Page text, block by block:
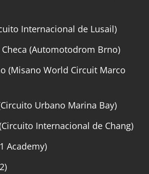
Internacional de Lusail)
Checa (Automotodrom Brno)
(Misano World Circuit Marco
Urbano Marina Bay)
Internacional de Chang)
Academy)